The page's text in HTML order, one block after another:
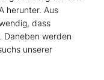
herunter. Aus
dass
Daneben werden
unserer